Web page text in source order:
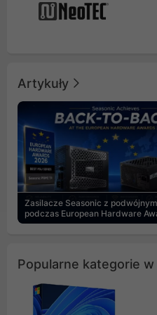
Artykuły
Zasilacze Seasonic z
podczas European Hardware
Popularne kategorie